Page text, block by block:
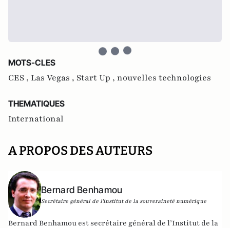
MOTS-CLES
CES , Las Vegas , Start Up , nouvelles technologies
THEMATIQUES
International
A PROPOS DES AUTEURS
Bernard Benhamou
Secrétaire général de l'institut de la souveraineté numérique
Bernard Benhamou est secrétaire général de l’Institut de la